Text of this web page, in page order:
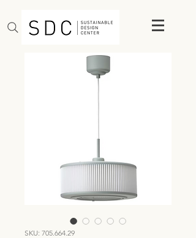
SKU: 705.664.29